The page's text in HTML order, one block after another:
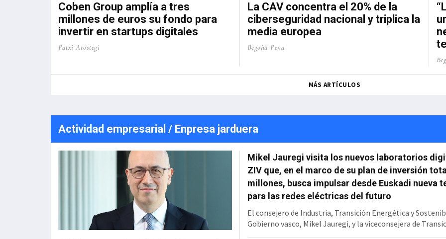
Coben Group amplía a tres
millones de euros su fondo para
invertir en startups digitales
Patxi Arostegi
La CAV concentra el 20% de la
ciberseguridad nacional y triplica la
media europea
Begoña Pena
MÁS ARTÍCULOS
Actividad empresarial / Enpresa jarduera
Mikel Jauregi visita los nuevos laboratorios
ZIV que, en el marco de su plan de inversión
millones, busca impulsar desde Euskadi nueva
para las redes eléctricas del futuro
El consejero de Industria, Transición Energética y
Gobierno vasco, Mikel Jauregi, y la viceconsejera de